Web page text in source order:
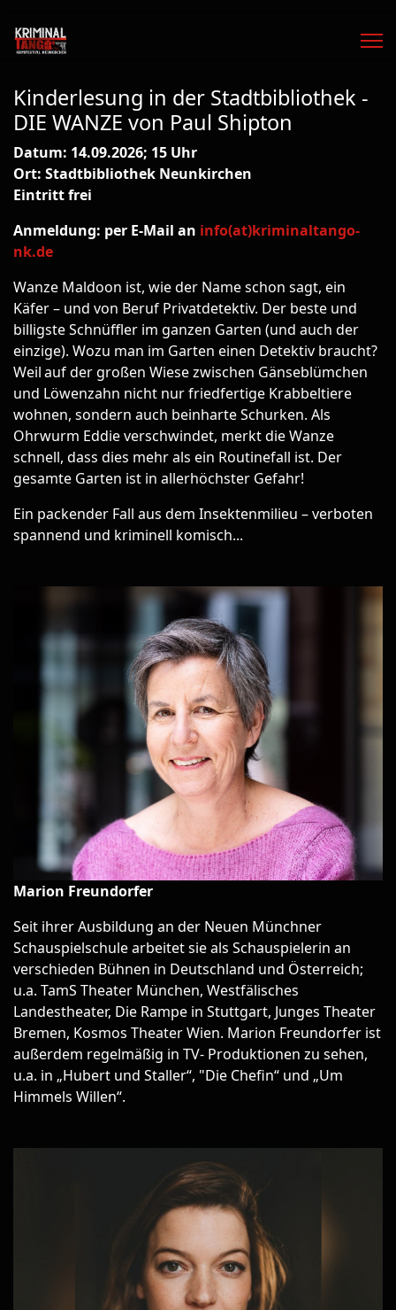
Kinderlesung in der Stadtbibliothek -
DIE WANZE von Paul Shipton
Datum: 14.09.2026; 15 Uhr
Ort: Stadtbibliothek Neunkirchen
Eintritt frei
Anmeldung: per E-Mail an info(at)kriminaltango-
nk.de
Wanze Maldoon ist, wie der Name schon sagt, ein
Käfer – und von Beruf Privatdetektiv. Der beste und
billigste Schnüffler im ganzen Garten (und auch der
einzige). Wozu man im Garten einen Detektiv braucht?
Weil auf der großen Wiese zwischen Gänseblümchen
und Löwenzahn nicht nur friedfertige Krabbeltiere
wohnen, sondern auch beinharte Schurken. Als
Ohrwurm Eddie verschwindet, merkt die Wanze
schnell, dass dies mehr als ein Routinefall ist. Der
gesamte Garten ist in allerhöchster Gefahr!
Ein packender Fall aus dem Insektenmilieu – verboten
spannend und kriminell komisch...
Marion Freundorfer
Seit ihrer Ausbildung an der Neuen Münchner
Schauspielschule arbeitet sie als Schauspielerin an
verschieden Bühnen in Deutschland und Österreich;
u.a. TamS Theater München, Westfälisches
Landestheater, Die Rampe in Stuttgart, Junges Theater
Bremen, Kosmos Theater Wien. Marion Freundorfer ist
außerdem regelmäßig in TV- Produktionen zu sehen,
u.a. in „Hubert und Staller“, "Die Chefin“ und „Um
Himmels Willen“.